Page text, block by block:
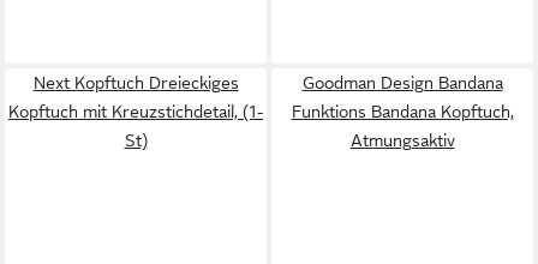
Next Kopftuch Dreieckiges
Kopftuch mit Kreuzstichdetail, (1-
St)
Goodman Design Bandana
Funktions Bandana Kopftuch,
Atmungsaktiv